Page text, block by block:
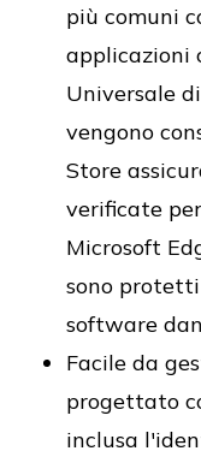
più comuni
applicazioni
Universale
vengono
Store
verificate
Microsoft
sono
software
Facile da
progettato
inclusa